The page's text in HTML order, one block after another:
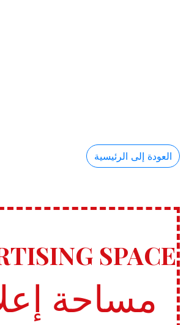
العودة إلى الرئيسية
SPACE
مساحة